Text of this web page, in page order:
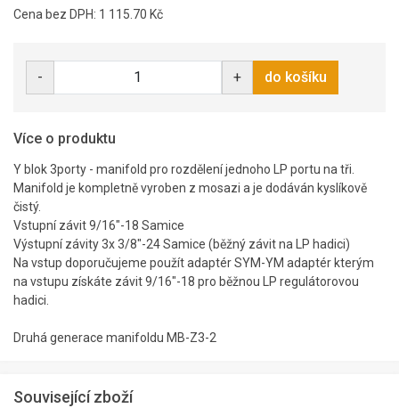
Cena bez DPH: 1 115.70 Kč
- + do košíku
Více o produktu
Y blok 3porty - manifold pro rozdělení jednoho LP portu na tři.
Manifold je kompletně vyroben z mosazi a je dodáván kyslíkově
čistý.
Vstupní závit 9/16"-18 Samice
Výstupní závity 3x 3/8"-24 Samice (běžný závit na LP hadici)
Na vstup doporučujeme použít adaptér SYM-YM adaptér kterým
na vstupu získáte závit 9/16"-18 pro běžnou LP regulátorovou
hadici.
Druhá generace manifoldu MB-Z3-2
Související zboží